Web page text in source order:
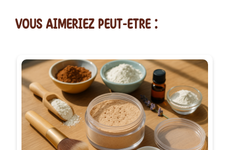
vous AIMERiEZ PEUT-ETRE :